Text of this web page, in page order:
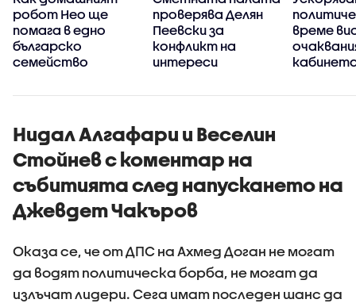
робот Нео ще
помага в едно
българско
семейство
проверява Делян
Пеевски за
конфликт на
интереси
време
Нидал Алгафари и Веселин
Стойнев с коментар на
събитията след напускането на
Джевдет Чакъров
Оказа се, че от ДПС на Ахмед Доган не могат
да водят политическа борба, не могат да
излъчат лидери. Сега имат последен шанс да